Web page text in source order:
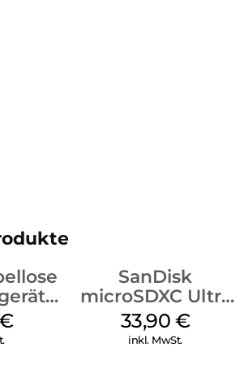
SanDisk
microSDXC Ultra
128 GB + Adapter
Mobile
33,90 €
inkl. MwSt.